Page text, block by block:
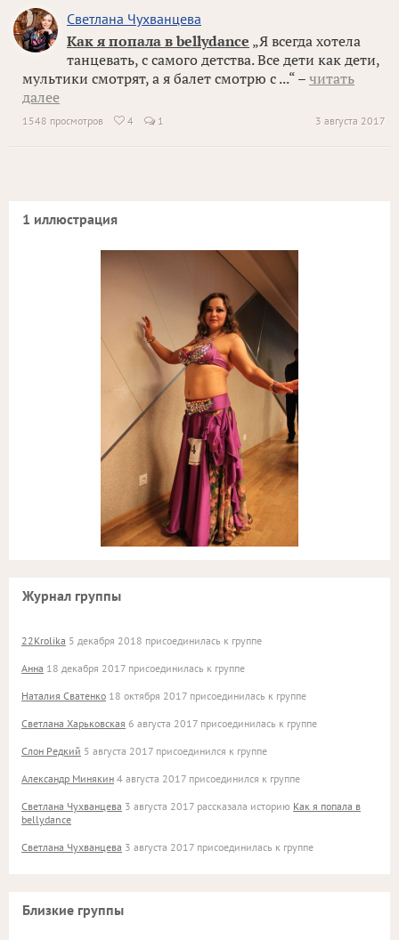
Светлана Чухванцева
Как я попала в bellydance „Я всегда хотела
танцевать, с самого детства. Все дети как дети,
мультики смотрят, а я балет смотрю с ...“ – читать
далее
3 августа 2017
1548 просмотров  4 1
1 иллюстрация
Журнал группы
22Krolika 5 декабря 2018 присоединилась к группе
Анна 18 декабря 2017 присоединилась к группе
Наталия Сватенко 18 октября 2017 присоединилась к группе
Светлана Харьковская 6 августа 2017 присоединилась к группе
Слон Редкий 5 августа 2017 присоединился к группе
Александр Минякин 4 августа 2017 присоединился к группе
Светлана Чухванцева 3 августа 2017 рассказала историю Как я попала в
bellydance
Светлана Чухванцева 3 августа 2017 присоединилась к группе
Близкие группы